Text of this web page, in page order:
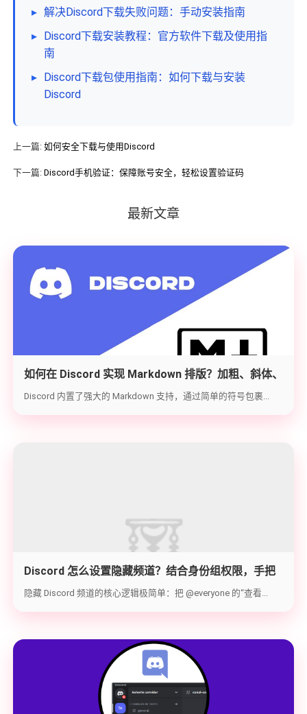
▸ 解决Discord下载失败问题：手动安装指南
▸ Discord下载安装教程：官方软件下载及使用指
南
▸ Discord下载包使用指南：如何下载与安装
Discord
上一篇: 如何安全下载与使用Discord
下一篇: Discord手机验证：保障账号安全，轻松设置验证码
最新文章
如何在 Discord 实现 Markdown 排版？加粗、斜体、
代码块与隐藏文字教学
Discord 内置了强大的 Markdown 支持，通过简单的符号包裹...
Discord 怎么设置隐藏频道？结合身份组权限，手把
手教你打造 100% 私密的专属频道
隐藏 Discord 频道的核心逻辑极简单：把 @everyone 的“查看...